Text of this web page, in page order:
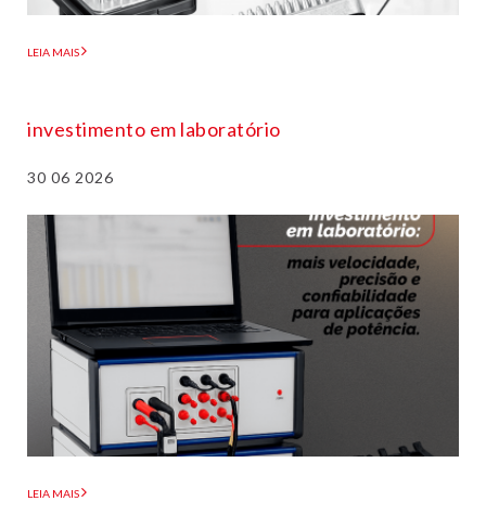
LEIA MAIS
investimento em laboratório
30 06 2026
LEIA MAIS